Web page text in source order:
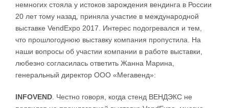
немногих стояла у истоков зарождения вендинга в России
20 лет тому назад, приняла участие в международной
выставке VendExpo 2017. Интерес подогревался и тем,
что прошлогоднюю выставку компания пропустила. На
наши вопросы об участии компании в работе выставки,
любезно согласилась ответить Жанна Марина,
генеральный директор ООО «Мегавенд»:
INFOVEND . Честно говоря, когда стенд ВЕНДЭКС не